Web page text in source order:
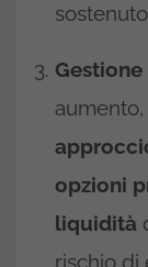
opzioni
liquidità
rischio di